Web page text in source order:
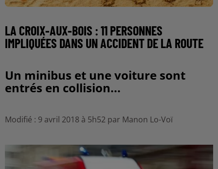
LA CROIX-AUX-BOIS : 11 PERSONNES
IMPLIQUÉES DANS UN ACCIDENT DE LA ROUTE
Un minibus et une voiture sont
entrés en collision...
Modifié : 9 avril 2018 à 5h52 par Manon Lo-Voï